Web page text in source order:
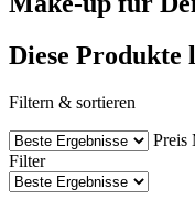
Diese Produkte
Filtern & sortieren
Preis
Filter